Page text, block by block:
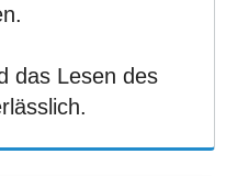
das Lesen des